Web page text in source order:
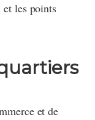
les points
et de